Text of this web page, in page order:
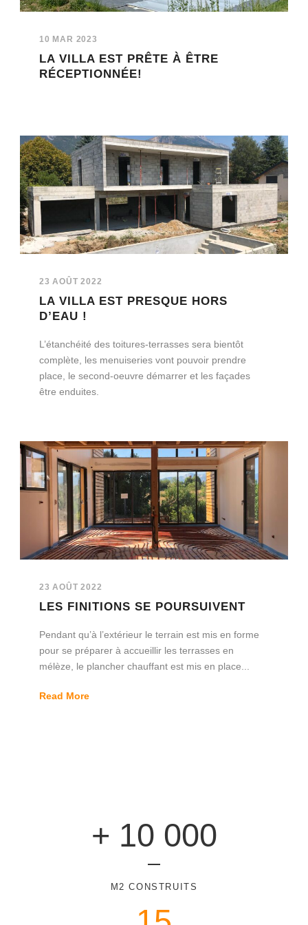
10 MAR 2023
LA VILLA EST PRÊTE À ÊTRE
RÉCEPTIONNÉE!
23 AOÛT 2022
LA VILLA EST PRESQUE HORS
D’EAU !
L’étanchéité des toitures-terrasses sera bientôt
complète, les menuiseries vont pouvoir prendre
place, le second-oeuvre démarrer et les façades
être enduites.
23 AOÛT 2022
LES FINITIONS SE POURSUIVENT
Pendant qu’à l’extérieur le terrain est mis en forme
pour se préparer à accueillir les terrasses en
mélèze, le plancher chauffant est mis en place...
Read More
+ 10 000
M2 CONSTRUITS